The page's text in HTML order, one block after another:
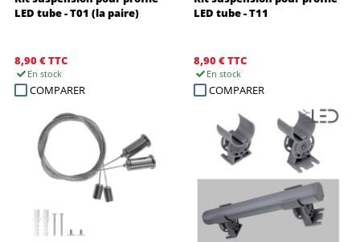
LED tube - T01 (la paire)
8,90 €TTC
En stock
COMPARER
LED tube - T11
8,90 €TTC
En stock
COMPARER